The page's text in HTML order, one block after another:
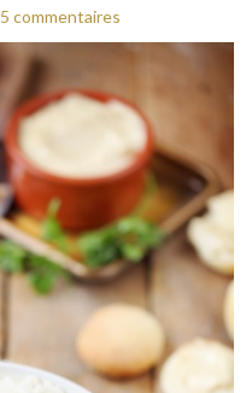
5 commentaires